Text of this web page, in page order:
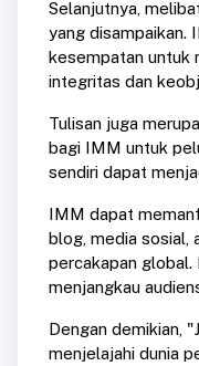
Selanjutnya,
yang disampaikan.
kesempatan untuk
integritas dan
Tulisan juga
bagi IMM untuk
sendiri dapat
IMM dapat
blog, media sosial,
percakapan
menjangkau
Dengan demikian,
menjelajahi dunia